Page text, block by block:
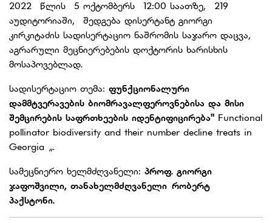
2022 წლის 5 ოქტომბერს 12:00 საათზე, 219
აუდიტორიაში, შედგება დისერტანტ გიორგი
კირკიტაძის სადისერტაციო ნაშრომის საჯარო დაცვა,
აგრარული მეცნიერებების დოქტორის ხარისხის
მოსაპოვებლად.
სადისერტაციო თემა: ფუნქციონალური
დამმტვერავების ბიომრავალფეროვნებისა და მისი
შემცირების საფრთხეების იდენტიფიცირება" Functional
pollinator biodiversity and their number decline treats in
Georgia „.
სამეცნიერო ხელმძღვანელი: პროფ. გიორგი
ჯაფოშვილი, თანახელმძღვანელი რობერტ
პაქსტონი.